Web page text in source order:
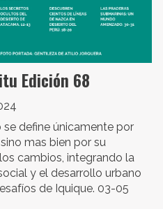
Edición 68
se define únicamente por
mas bien por su
cambios, integrando la
y el desarrollo urbano
de Iquique. 03-05